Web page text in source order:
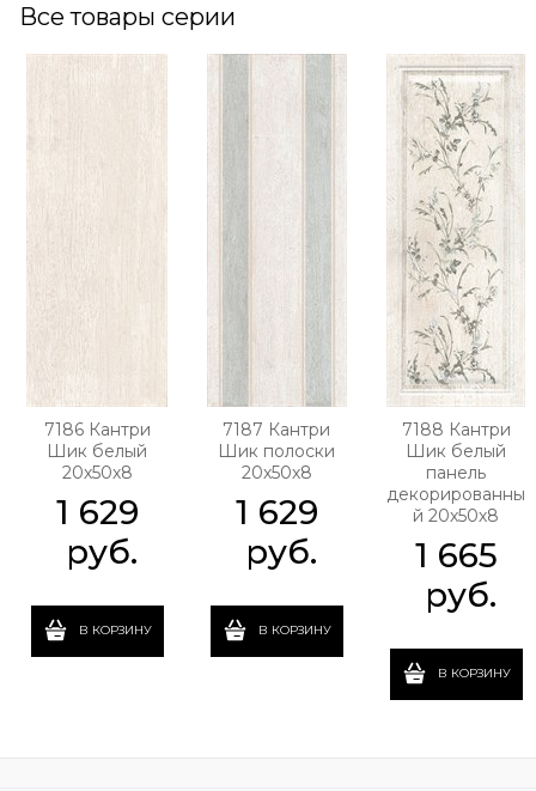
Все товары серии
7186 Кантри
Шик белый
20х50х8
1 629
руб.
В КОРЗИНУ
7187 Кантри
Шик полоски
20х50х8
1 629
руб.
В КОРЗИНУ
7188 Кантри
Шик белый
панель
декорированны
й 20х50х8
1 665
руб.
В КОРЗИНУ